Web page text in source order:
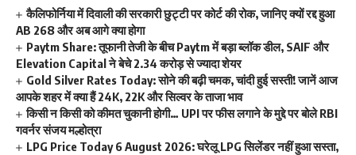
कैलिफोर्निया में दिवाली की सरकारी छुट्टी पर कोर्ट की रोक, जानिए क्यों रद्द हुआ
AB 268 और अब आगे क्या होगा
Paytm Share: तूफानी तेजी के बीच Paytm में बड़ा ब्लॉक डील, SAIF और
Elevation Capital ने बेचे 2.34 करोड़ से ज्यादा शेयर
Gold Silver Rates Today: सोने की बढ़ी चमक, चांदी हुई सस्ती! जानें आज
आपके शहर में क्या हैं 24K, 22K और सिल्वर के ताजा भाव
किसी न किसी को कीमत चुकानी होगी… UPI पर फीस लगाने के मुद्दे पर बोले RBI
गवर्नर संजय मल्होत्रा
LPG Price Today 6 August 2026: घरेलू LPG सिलेंडर नहीं हुआ सस्ता,